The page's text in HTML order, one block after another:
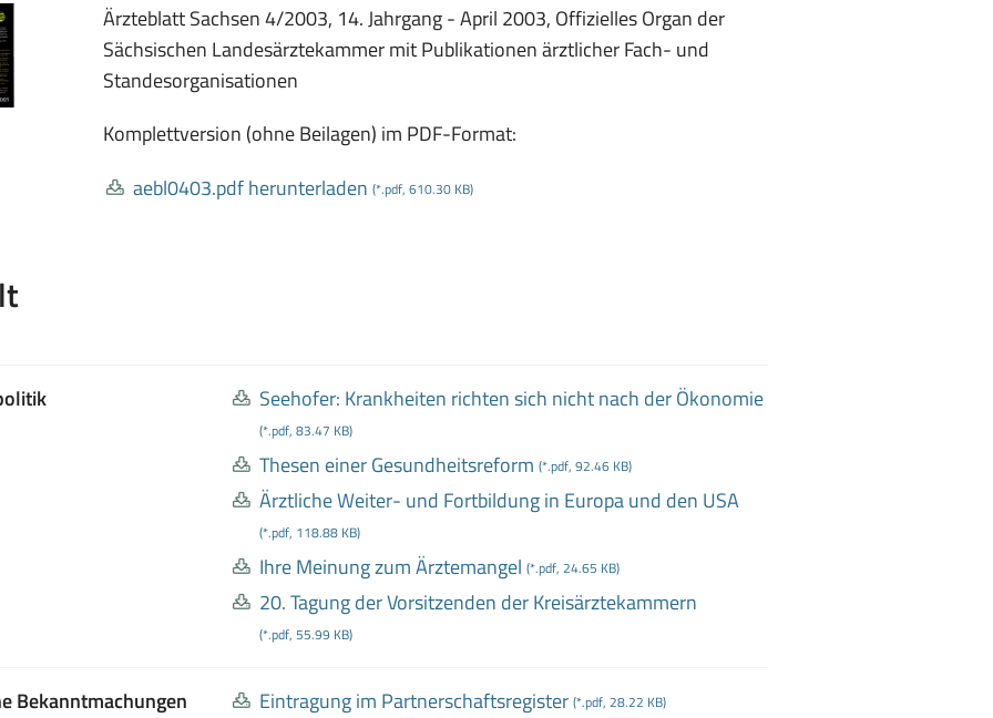
Ärzteblatt Sachsen 4/2003, 14. Jahrgang - April 2003, Offizielles Organ der
Sächsischen Landesärztekammer mit Publikationen ärztlicher Fach- und
Standesorganisationen
Komplettversion (ohne Beilagen) im PDF-Format:
aebl0403.pdf herunterladen (*.pdf, 610.30 KB)
Seehofer: Krankheiten richten sich nicht nach der Ökonomie
(*.pdf, 83.47 KB)
Thesen einer Gesundheitsreform (*.pdf, 92.46 KB)
Ärztliche Weiter- und Fortbildung in Europa und den USA
(*.pdf, 118.88 KB)
Ihre Meinung zum Ärztemangel (*.pdf, 24.65 KB)
20. Tagung der Vorsitzenden der Kreisärztekammern
(*.pdf, 55.99 KB)
Bekanntmachungen Eintragung im Partnerschaftsregister (*.pdf, 28.22 KB)